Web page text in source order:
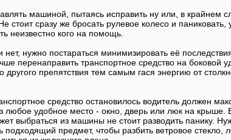
машиной, пытаясь исправить ну или, в крайнем
Не стоит сразу же бросать рулевое колесо и паниковать,
неизвестно кого на помощь.
нужно постараться минимизировать её
перенаправить транспортное средство на боковой
другого препятствия тем самым гася энергию от
средство остановилось водитель должен
любое удобное место - окно, дверь или люк на крыше.
выбраться из машины не стоит разводить панику.
подходящий предмет, чтобы разбить ветровое стекло,